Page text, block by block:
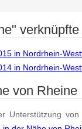
verknüpfte
in Nordrhein-
in Nordrhein-
von Rheine
Unterstützung von